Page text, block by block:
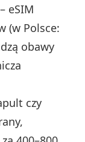
– eSIM
(w Polsce:
obawy
czy